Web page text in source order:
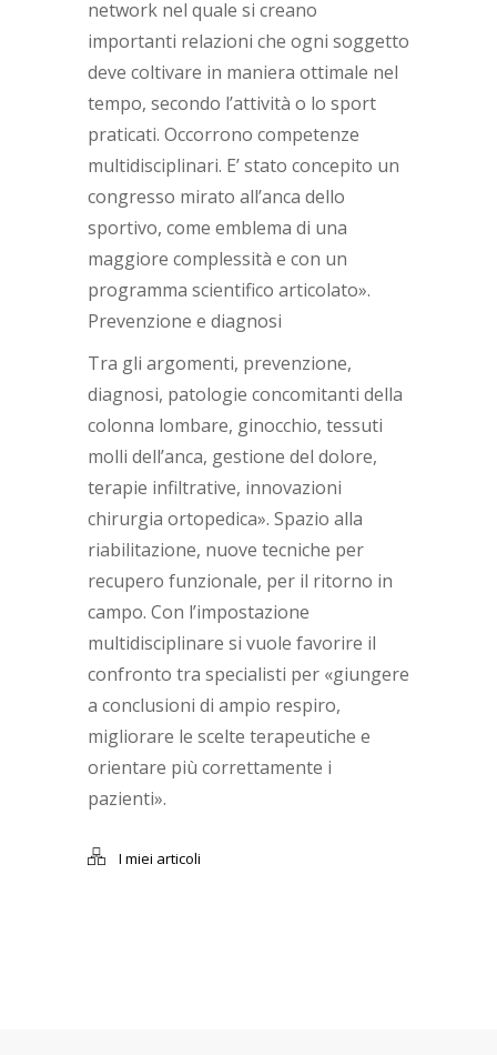
network nel quale si creano
importanti relazioni che ogni soggetto
deve coltivare in maniera ottimale nel
tempo, secondo l’attività o lo sport
praticati. Occorrono competenze
multidisciplinari. E’ stato concepito un
congresso mirato all’anca dello
sportivo, come emblema di una
maggiore complessità e con un
programma scientifico articolato».
Prevenzione e diagnosi
Tra gli argomenti, prevenzione,
diagnosi, patologie concomitanti della
colonna lombare, ginocchio, tessuti
molli dell’anca, gestione del dolore,
terapie infiltrative, innovazioni
chirurgia ortopedica». Spazio alla
riabilitazione, nuove tecniche per
recupero funzionale, per il ritorno in
campo. Con l’impostazione
multidisciplinare si vuole favorire il
confronto tra specialisti per «giungere
a conclusioni di ampio respiro,
migliorare le scelte terapeutiche e
orientare più correttamente i
pazienti».
I miei articoli